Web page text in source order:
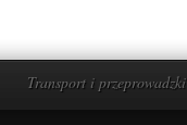
Transport i przeprowadzki